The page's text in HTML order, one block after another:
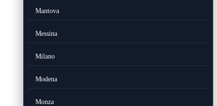
Mantova
Messina
Milano
Modena
Monza